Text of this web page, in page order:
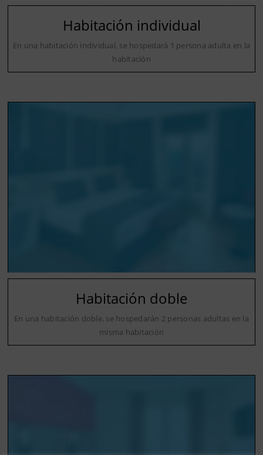
Habitación individual
En una habitación individual, se hospedará 1 persona adulta en la
habitación
Habitación doble
En una habitación doble, se hospedarán 2 personas adultas en la
misma habitación